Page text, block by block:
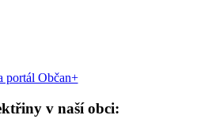
portál Občan+
v naší obci: